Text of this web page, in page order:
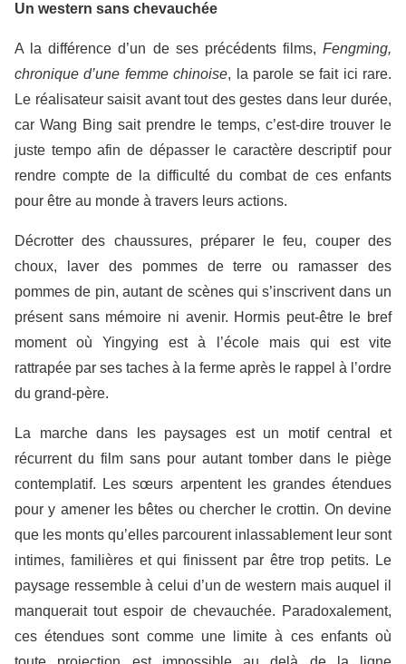
Un western sans chevauchée
A la différence d’un de ses précédents films, Fengming,
chronique d’une femme chinoise, la parole se fait ici rare.
Le réalisateur saisit avant tout des gestes dans leur durée,
car Wang Bing sait prendre le temps, c’est-dire trouver le
juste tempo afin de dépasser le caractère descriptif pour
rendre compte de la difficulté du combat de ces enfants
pour être au monde à travers leurs actions.
Décrotter des chaussures, préparer le feu, couper des
choux, laver des pommes de terre ou ramasser des
pommes de pin, autant de scènes qui s’inscrivent dans un
présent sans mémoire ni avenir. Hormis peut-être le bref
moment où Yingying est à l’école mais qui est vite
rattrapée par ses taches à la ferme après le rappel à l’ordre
du grand-père.
La marche dans les paysages est un motif central et
récurrent du film sans pour autant tomber dans le piège
contemplatif. Les sœurs arpentent les grandes étendues
pour y amener les bêtes ou chercher le crottin. On devine
que les monts qu’elles parcourent inlassablement leur sont
intimes, familières et qui finissent par être trop petits. Le
paysage ressemble à celui d’un de western mais auquel il
manquerait tout espoir de chevauchée. Paradoxalement,
ces étendues sont comme une limite à ces enfants où